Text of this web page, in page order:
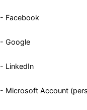
- Facebook
- Google
- LinkedIn
- Microsoft Account